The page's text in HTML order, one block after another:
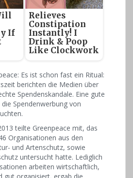
If
Relieves
Constipation
Instantly! I
Drink & Poop
Like Clockwork
Es ist schon fast ein Ritual:
berichten die Medien über
Spendenskandale. Eine gute
Spendenwerbung von
teilte Greenpeace mit, das
Organisationen aus den
und Artenschutz, sowie
untersucht hatte. Lediglich
arbeiten wirtschaftlich,